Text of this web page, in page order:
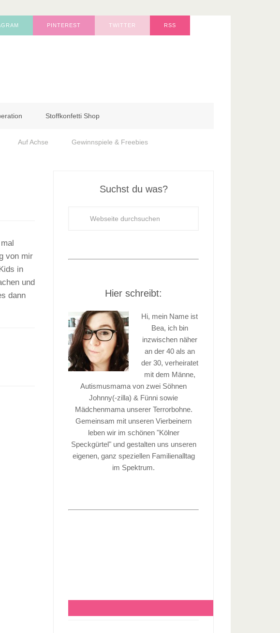
PINTEREST TWITTER RSS
Stoffkonfetti Shop
Auf Achse Gewinnspiele & Freebies
von mir
in
und
dann
Suchst du was?
Hier schreibt:
Hi, mein Name ist
Bea, ich bin
inzwischen näher
an der 40 als an
der 30, verheiratet
mit dem Männe,
Autismusmama von zwei Söhnen
Johnny(-zilla) & Fünni sowie
Mädchenmama unserer Terrorbohne.
Gemeinsam mit unseren Vierbeinern
leben wir im schönen "Kölner
Speckgürtel" und gestalten uns unseren
eigenen, ganz speziellen Familienalltag
im Spektrum.